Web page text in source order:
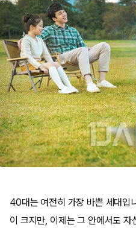
40대는 여전히 가장 바쁜 세대입
이 크지만, 이제는 그 안에서도 자